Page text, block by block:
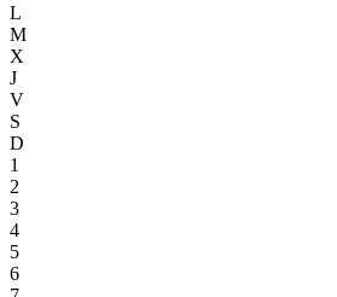
L
M
X
J
V
S
D
1
2
3
4
5
6